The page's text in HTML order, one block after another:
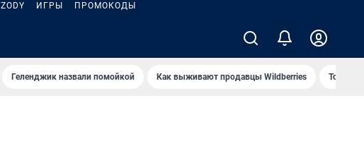
ZODY ИГРЫ ПРОМОКОДЫ
Геленджик назвали помойкой Как выживают продавцы Wildberries Топ